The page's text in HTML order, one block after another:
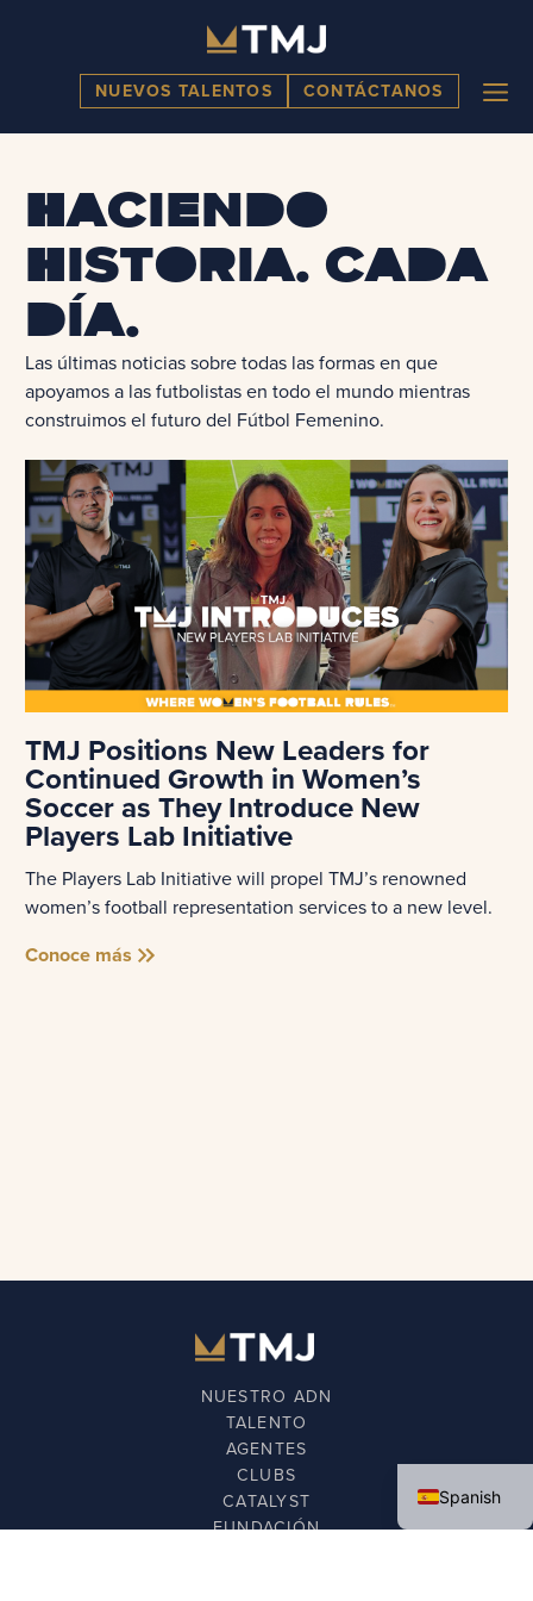
NUEVOS TALENTOS CONTÁCTANOS
Haciendo
historia. Cada
día.
Las últimas noticias sobre todas las formas en que
apoyamos a las futbolistas en todo el mundo mientras
construimos el futuro del Fútbol Femenino.
TMJ Positions New Leaders for
Continued Growth in Women’s
Soccer as They Introduce New
Players Lab Initiative
The Players Lab Initiative will propel TMJ’s renowned
women’s football representation services to a new level.
Conoce más
NUESTRO ADN
TALENTO
AGENTES
CLUBS
CATALYST
FUNDACIÓN
Spanish